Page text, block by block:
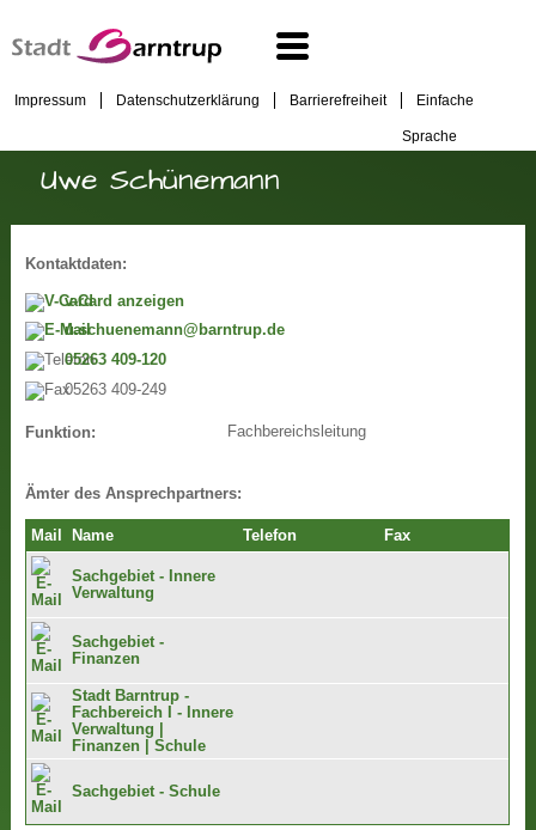
Impressum Datenschutzerklärung Barrierefreiheit Einfache
Sprache
Uwe Schünemann
Kontaktdaten:
v-Card anzeigen
u.schuenemann@barntrup.de
05263 409-120
05263 409-249
Funktion: Fachbereichsleitung
Ämter des Ansprechpartners:
Mail Name Telefon Fax
Sachgebiet - Innere
Verwaltung
Sachgebiet -
Finanzen
Stadt Barntrup -
Fachbereich I - Innere
Verwaltung |
Finanzen | Schule
Sachgebiet - Schule